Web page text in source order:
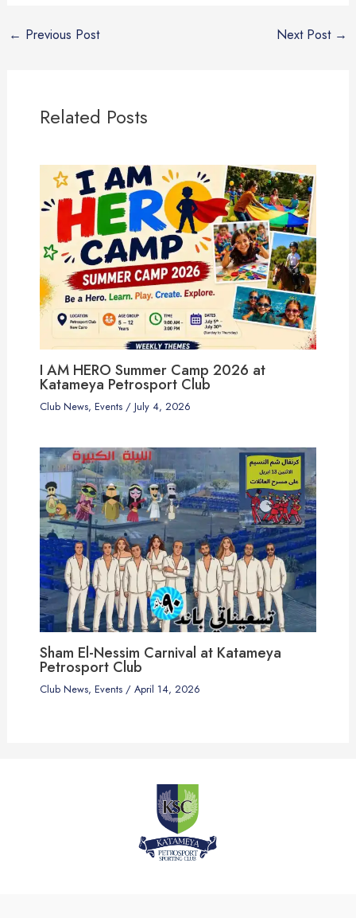
← Previous Post Next Post →
Related Posts
I AM HERO Summer Camp 2026 at
Katameya Petrosport Club
Club News, Events/ July 4, 2026
Sham El-Nessim Carnival at Katameya
Petrosport Club
Club News, Events/ April 14, 2026